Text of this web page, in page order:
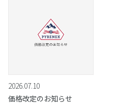
2026.07.10
価格改定のお知らせ